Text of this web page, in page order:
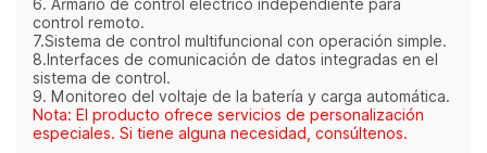
control remoto.
7.Sistema de control multifuncional con operación simple.
8.Interfaces de comunicación de datos integradas en el
sistema de control.
9. Monitoreo del voltaje de la batería y carga automática.
Nota: El producto ofrece servicios de personalización
especiales. Si tiene alguna necesidad, consúltenos.